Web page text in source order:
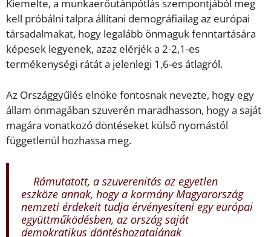
Kiemelte, a munkaerőutánpótlás szempontjából meg
kell próbálni talpra állítani demográfiailag az európai
társadalmakat, hogy legalább önmaguk fenntartására
képesek legyenek, azaz elérjék a 2-2,1-es
termékenységi rátát a jelenlegi 1,6-es átlagról.
Az Országgyűlés elnöke fontosnak nevezte, hogy egy
állam önmagában szuverén maradhasson, hogy a saját
magára vonatkozó döntéseket külső nyomástól
függetlenül hozhassa meg.
Rámutatott, a szuverenitás az egyetlen
eszköze annak, hogy a kormány Magyarország
nemzeti érdekeit tudja érvényesíteni egy európai
együttműködésben, az ország saját
demokratikus döntéshozatalának